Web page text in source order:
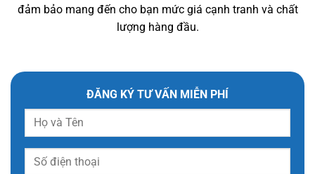
đảm bảo mang đến cho bạn mức giá cạnh tranh và chất
lượng hàng đầu.
ĐĂNG KÝ TƯ VẤN MIỄN PHÍ